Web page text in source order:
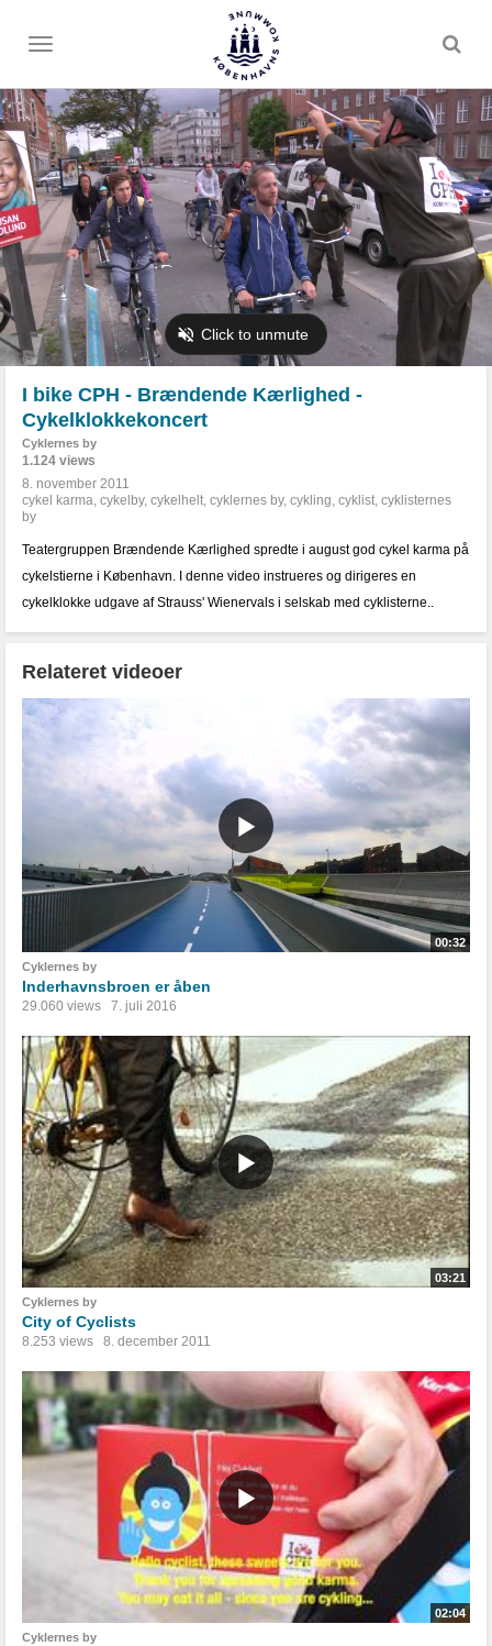
Toggle
I bike CPH - Brændende Kærlighed -
Cykelklokkekoncert
Cyklernes by
1.124 views
8. november 2011
cykel karma, cykelby, cykelhelt, cyklernes by, cykling, cyklist, cyklisternes
by
Teatergruppen Brændende Kærlighed spredte i august god cykel karma på
cykelstierne i København. I denne video instrueres og dirigeres en
cykelklokke udgave af Strauss' Wienervals i selskab med cyklisterne..
Relateret videoer
00:32
Cyklernes by
Inderhavnsbroen er åben
29.060 views 7. juli 2016
03:21
Cyklernes by
City of Cyclists
8.253 views 8. december 2011
02:04
Cyklernes by